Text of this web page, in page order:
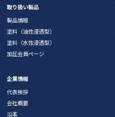
取り扱い製品
製品情報
塗料（油性浸透型）
塗料（水性浸透型）
加圧会員ページ
企業情報
代表挨拶
会社概要
沿革